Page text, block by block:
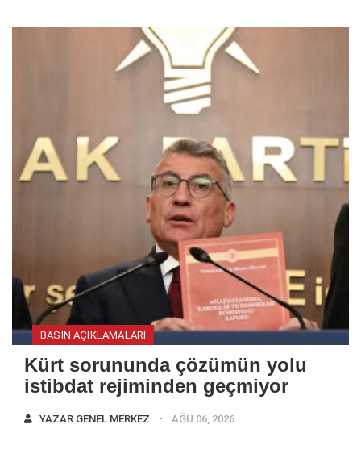
BASIN AÇIKLAMALARI
Kürt sorununda çözümün yolu
istibdat rejiminden geçmiyor
YAZAR GENEL MERKEZ AĞU 06, 2026